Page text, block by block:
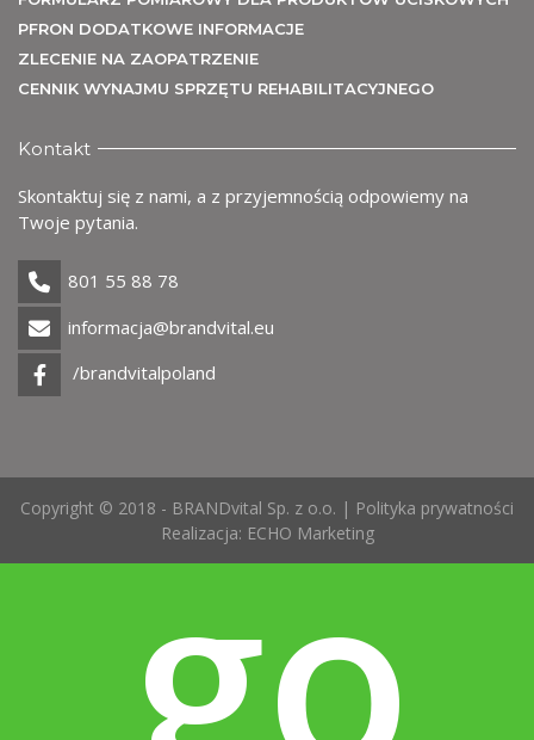
PFRON DODATKOWE INFORMACJE
ZLECENIE NA ZAOPATRZENIE
CENNIK WYNAJMU SPRZĘTU REHABILITACYJNEGO
Kontakt
Skontaktuj się z nami, a z przyjemnością odpowiemy na
Twoje pytania.
801 55 88 78
informacja@brandvital.eu
/brandvitalpoland
Copyright © 2018 - BRANDvital Sp. z o.o. | Polityka prywatności
Realizacja: ECHO Marketing